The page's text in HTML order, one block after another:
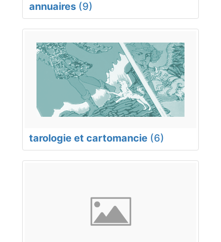
annuaires (9)
tarologie et cartomancie (6)